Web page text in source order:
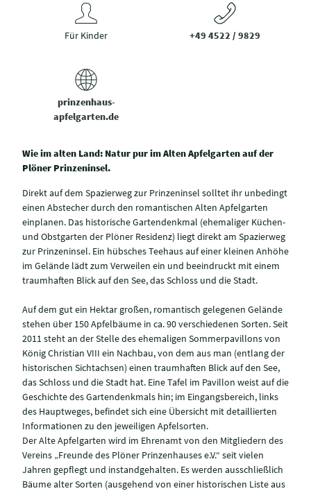
Für Kinder +49 4522 / 9829
prinzenhaus-
apfelgarten.de
Wie im alten Land: Natur pur im Alten Apfelgarten auf der
Plöner Prinzeninsel.
Direkt auf dem Spazierweg zur Prinzeninsel solltet ihr unbedingt
einen Abstecher durch den romantischen Alten Apfelgarten
einplanen. Das historische Gartendenkmal (ehemaliger Küchen-
und Obstgarten der Plöner Residenz) liegt direkt am Spazierweg
zur Prinzeninsel. Ein hübsches Teehaus auf einer kleinen Anhöhe
im Gelände lädt zum Verweilen ein und beeindruckt mit einem
traumhaften Blick auf den See, das Schloss und die Stadt.
Auf dem gut ein Hektar großen, romantisch gelegenen Gelände
stehen über 150 Apfelbäume in ca. 90 verschiedenen Sorten. Seit
2011 steht an der Stelle des ehemaligen Sommerpavillons von
König Christian VIII ein Nachbau, von dem aus man (entlang der
historischen Sichtachsen) einen traumhaften Blick auf den See,
das Schloss und die Stadt hat. Eine Tafel im Pavillon weist auf die
Geschichte des Gartendenkmals hin; im Eingangsbereich, links
des Hauptweges, befindet sich eine Übersicht mit detaillierten
Informationen zu den jeweiligen Apfelsorten.
Der Alte Apfelgarten wird im Ehrenamt von den Mitgliedern des
Vereins „Freunde des Plöner Prinzenhauses e.V.“ seit vielen
Jahren gepflegt und instandgehalten. Es werden ausschließlich
Bäume alter Sorten (ausgehend von einer historischen Liste aus